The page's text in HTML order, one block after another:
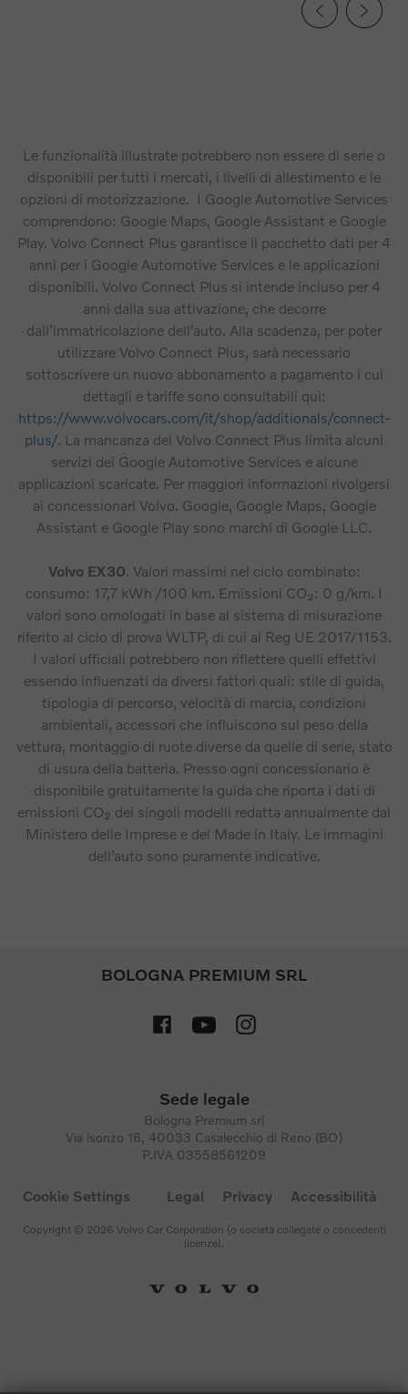
Le funzionalità illustrate potrebbero non essere di serie o
disponibili per tutti i mercati, i livelli di allestimento e le
opzioni di motorizzazione. I Google Automotive Services
comprendono: Google Maps, Google Assistant e Google
Play. Volvo Connect Plus garantisce il pacchetto dati per 4
anni per i Google Automotive Services e le applicazioni
disponibili. Volvo Connect Plus si intende incluso per 4
anni dalla sua attivazione, che decorre
dall’immatricolazione dell’auto. Alla scadenza, per poter
utilizzare Volvo Connect Plus, sarà necessario
sottoscrivere un nuovo abbonamento a pagamento i cui
dettagli e tariffe sono consultabili qui:
https://www.volvocars.com/it/shop/additionals/connect-
plus/. La mancanza del Volvo Connect Plus limita alcuni
servizi dei Google Automotive Services e alcune
applicazioni scaricate. Per maggiori informazioni rivolgersi
ai concessionari Volvo. Google, Google Maps, Google
Assistant e Google Play sono marchi di Google LLC.
Volvo EX30. Valori massimi nel ciclo combinato:
consumo: 17,7 kWh /100 km. Emissioni CO₂: 0 g/km. I
valori sono omologati in base al sistema di misurazione
riferito al ciclo di prova WLTP, di cui al Reg UE 2017/1153.
I valori ufficiali potrebbero non riflettere quelli effettivi
essendo influenzati da diversi fattori quali: stile di guida,
tipologia di percorso, velocità di marcia, condizioni
ambientali, accessori che influiscono sul peso della
vettura, montaggio di ruote diverse da quelle di serie, stato
di usura della batteria. Presso ogni concessionario è
disponibile gratuitamente la guida che riporta i dati di
emissioni CO₂ dei singoli modelli redatta annualmente dal
Ministero delle Imprese e del Made in Italy. Le immagini
dell’auto sono puramente indicative.
BOLOGNA PREMIUM SRL
Sede legale
Bologna Premium srl
Via isonzo 16, 40033 Casalecchio di Reno (BO)
P.IVA 03558561209
Cookie Settings Legal Privacy Accessibilità
Copyright © 2026 Volvo Car Corporation (o società collegate o concedenti
licenze).